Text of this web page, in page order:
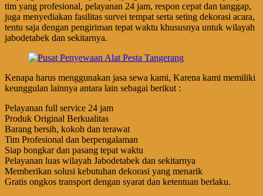
tim yang profesional, pelayanan 24 jam, respon cepat dan tanggap,
juga menyediakan fasilitas survei tempat serta seting dekorasi acara,
tentu saja dengan pengiriman tepat waktu khususnya untuk wilayah
jabodetabek dan sekitarnya.
Kenapa harus menggunakan jasa sewa kami, Karena kami memiliki
keunggulan lainnya antara lain sebagai berikut :
Pelayanan full service 24 jam
Produk Original Berkualitas
Barang bersih, kokoh dan terawat
Tim Profesional dan berpengalaman
Siap bongkar dan pasang tepat waktu
Pelayanan luas wilayah Jabodetabek dan sekitarnya
Memberikan solusi kebutuhan dekorasi yang menarik
Gratis ongkos transport dengan syarat dan ketentuan berlaku.